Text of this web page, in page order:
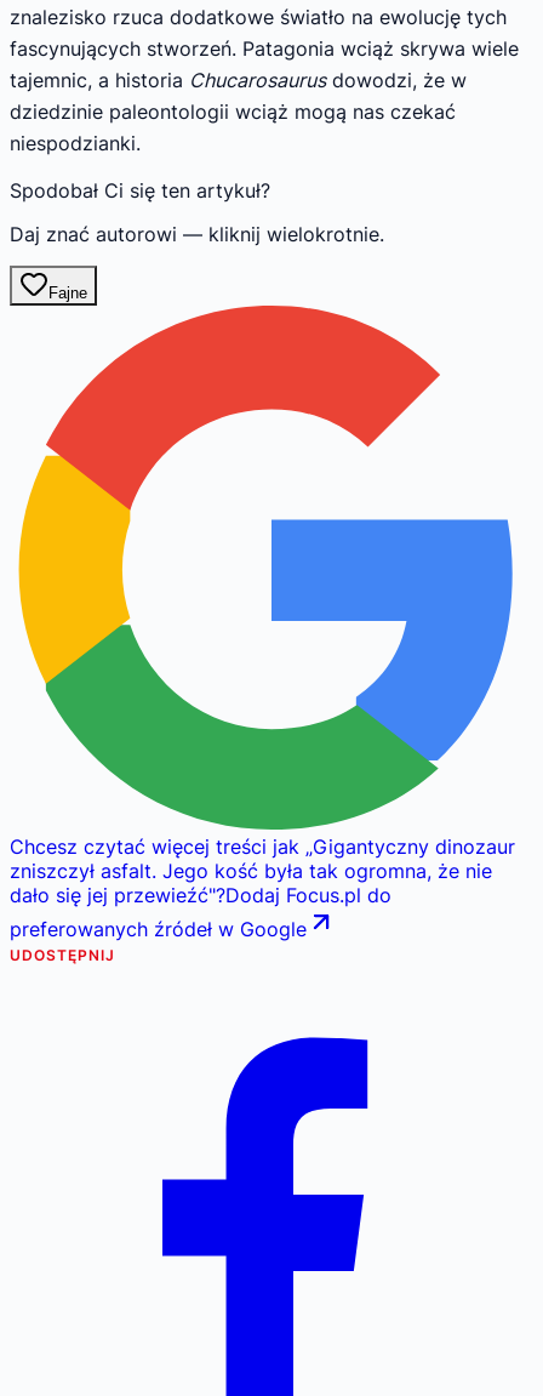
znalezisko rzuca dodatkowe światło na ewolucję tych
fascynujących stworzeń. Patagonia wciąż skrywa wiele
tajemnic, a historia Chucarosaurusdowodzi, że w
dziedzinie paleontologii wciąż mogą nas czekać
niespodzianki.
Spodobał Ci się ten artykuł?
Daj znać autorowi — kliknij wielokrotnie.
Fajne
Chcesz czytać więcej treści jak „Gigantyczny dinozaur
zniszczył asfalt. Jego kość była tak ogromna, że nie
dało się jej przewieźć"?Dodaj Focus.pl do
preferowanych źródeł w Google
UDOSTĘPNIJ